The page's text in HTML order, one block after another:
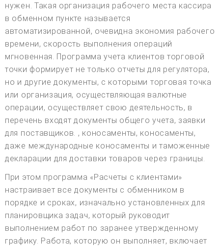
нужен. Такая организация рабочего места кассира
в обменном пункте называется
автоматизированной, очевидна экономия рабочего
времени, скорость выполнения операций
мгновенная. Программа учета клиентов торговой
точки формирует не только отчеты для регулятора,
но и другие документы, с которыми торговая точка
или организация, осуществляющая валютные
операции, осуществляет свою деятельность, в
перечень входят документы общего учета, заявки
для поставщиков. , коносаменты, коносаменты,
даже международные коносаменты и таможенные
декларации для доставки товаров через границы.
При этом программа «Расчеты с клиентами»
настраивает все документы с обменником в
порядке и сроках, изначально установленных для
планировщика задач, который руководит
выполнением работ по заранее утвержденному
графику. Работа, которую он выполняет, включает